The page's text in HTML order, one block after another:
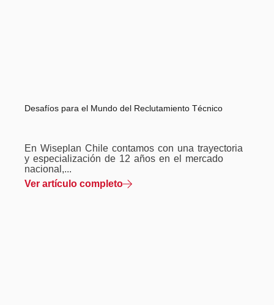
Desafíos para el Mundo del Reclutamiento Técnico
En Wiseplan Chile contamos con una trayectoria
y especialización de 12 años en el mercado
nacional,...
Ver artículo completo